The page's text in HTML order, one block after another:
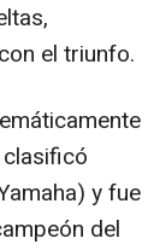
el triunfo.
y fue
del